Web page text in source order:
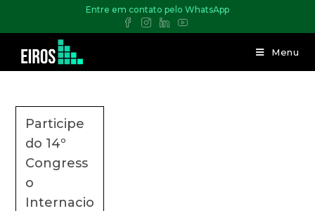
Entre em contato pelo WhatsApp
Menu
Participe
do 14º
Congress
o
Internacio